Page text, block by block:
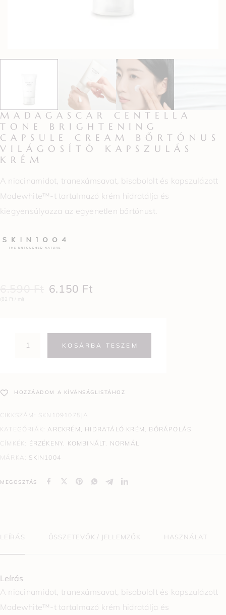
MADAGASCAR CENTELLA
TONE BRIGHTENING
CAPSULE CREAM BŐRTÓNUS
VILÁGOSÍTÓ KAPSZULÁS
KRÉM
A niacinamidot, tranexámsavat, bisabololt és kapszulázott
Madewhite™-t tartalmazó krém hidratálja és
kiegyensúlyozza az egyenetlen bőrtónust.
6.150 Ft
(82 Ft / ml)
KOSÁRBA TESZEM
HOZZÁADOM A KÍVÁNSÁGLISTÁHOZ
CIKKSZÁM: SKN1091075JA
KATEGÓRIÁK:ARCKRÉM, HIDRATÁLÓ KRÉM , BŐRÁPOLÁS
CÍMKÉK: ÉRZÉKENY, KOMBINÁLT, NORMÁL
MÁRKA: SKIN1004
MEGOSZTÁS
LEÍRÁS ÖSSZETEVŐK / JELLEMZŐK HASZNÁLAT
Leírás
A niacinamidot, tranexámsavat, bisabololt és kapszulázott
Madewhite™-t tartalmazó krém hidratálja és